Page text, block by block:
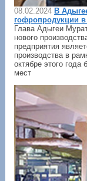
08.02.2024 В
гофропродукции в
Глава Адыгеи
нового
предприятия
производства в
октябре этого года
мест